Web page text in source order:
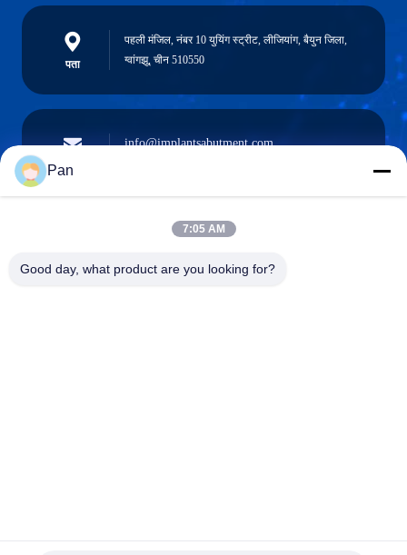
पता
पहली मंजिल, नंबर 10 युयिंग स्ट्रीट, लीजियांग, बैयुन जिला,
ग्वांगझू, चीन 510550
ईमेल
info@implantsabutment.com
फ़ोन
Pan
7:05 AM
Good day, what product are you looking for?